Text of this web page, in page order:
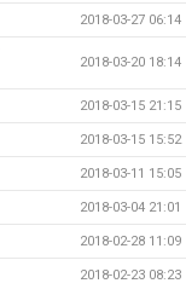
2018-03-27 06:14
2018-03-20 18:14
2018-03-15 21:15
2018-03-15 15:52
2018-03-11 15:05
2018-03-04 21:01
2018-02-28 11:09
2018-02-23 08:23